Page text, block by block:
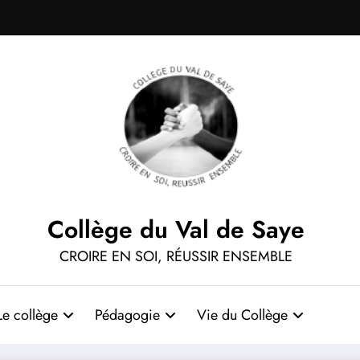
Collège du Val de Saye
CROIRE EN SOI, RÉUSSIR ENSEMBLE
collège Pédagogie Vie du Collège